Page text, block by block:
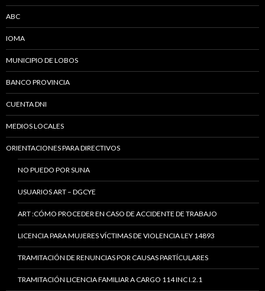
ABC
IOMA
MUNICIPIO DE LOBOS
BANCO PROVINCIA
CUENTA DNI
MEDIOS LOCALES
ORIENTACIONES PARA DIRECTIVOS
NO PUEDO POR SUNA
USUARIOS ART – DGCYE
ART :CÓMO PROCEDER EN CASO DE ACCIDENTE DE TRABAJO
LICENCIA PARA MUJERES VÍCTIMAS DE VIOLENCIA LEY 14893
TRAMITACIÓN DE RENUNCIAS POR CAUSAS PARTÍCULARES
TRAMITACIÓN LICENCIA FAMILIAR A CARGO 114 INC I.2.1